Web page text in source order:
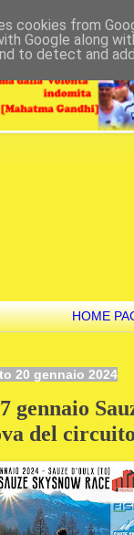
HOME
20 gennaio 2024
gennaio
del
cookies from
Google along
to detect and